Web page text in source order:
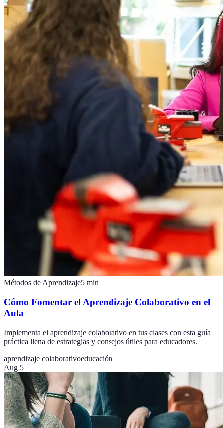
Métodos de Aprendizaje5 min
Cómo Fomentar el Aprendizaje Colaborativo en el
Aula
Implementa el aprendizaje colaborativo en tus clases con esta guía
práctica llena de estrategias y consejos útiles para educadores.
aprendizaje colaborativoeducación
Aug 5